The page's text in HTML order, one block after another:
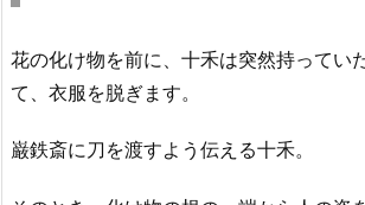
花の化け物を前に、十禾は突然持ってい
て、衣服を脱ぎます。
巌鉄斎に刀を渡すよう伝える十禾。